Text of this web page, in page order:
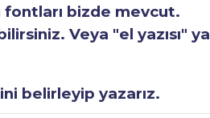
fontları bizde mevcut.
Veya "el yazısı" ya
belirleyip yazarız.